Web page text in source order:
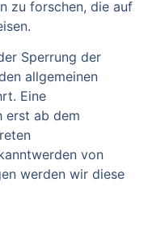
zu forschen, die auf
Sperrung der
allgemeinen
Eine
erst ab dem
von
werden wir diese